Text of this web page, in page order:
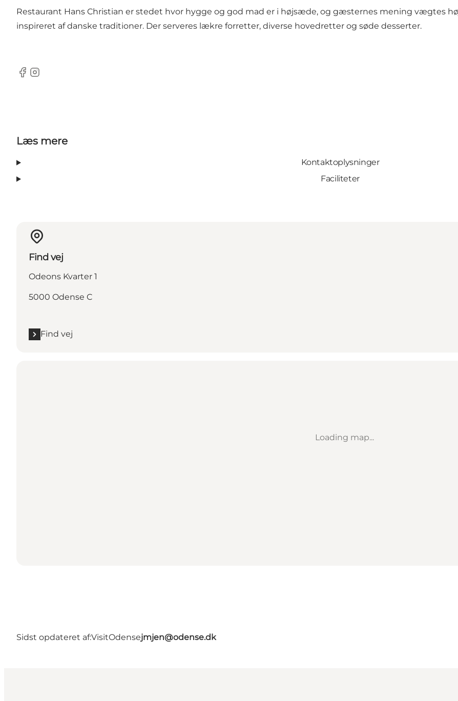
Restaurant Hans Christian er stedet hvor hygge og god mad er i højsæde, og gæsternes mening vægtes
inspireret af danske traditioner. Der serveres lækre forretter, diverse hovedretter og søde desserter.
Facebook
Instagram
Læs mere
Kontaktoplysninger
Faciliteter
Find vej
Odeons Kvarter 1
5000 Odense C
Find vej
Loading map...
Sidst opdateret af:VisitOdensejmjen@odense.dk